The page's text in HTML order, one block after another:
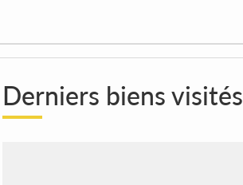
Derniers biens visités